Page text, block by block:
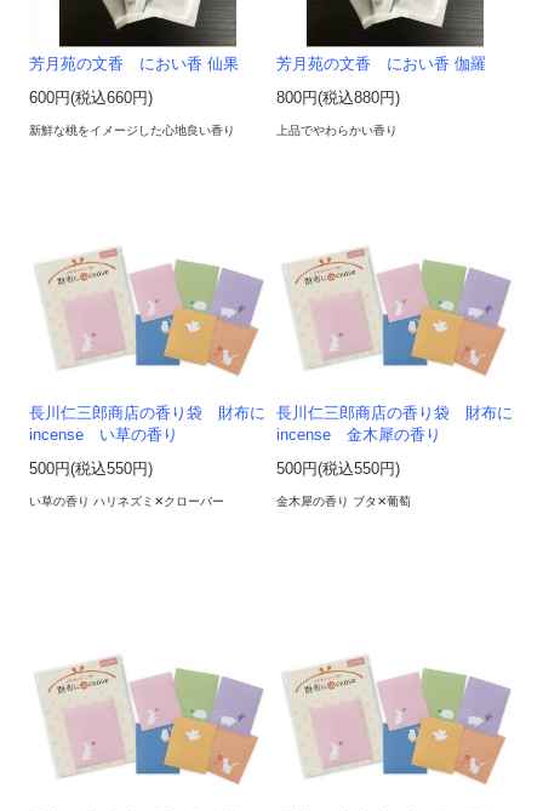
芳月苑の文香 におい香 仙果
600円(税込660円)
新鮮な桃をイメージした心地良い香り
芳月苑の文香 におい香 伽羅
800円(税込880円)
上品でやわらかい香り
長川仁三郎商店の香り袋 財布に
incense い草の香り
500円(税込550円)
い草の香り ハリネズミ✕クローバー
長川仁三郎商店の香り袋 財布に
incense 金木犀の香り
500円(税込550円)
金木犀の香り ブタ✕葡萄